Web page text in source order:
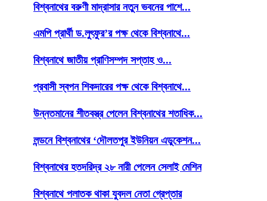
বিশ্বনাথের বরুণী মাদ্রাসার নতুন ভবনের পাশে...
এমপি প্রার্থী ড.লুৎফুর’র পক্ষ থেকে বিশ্বনাথে...
বিশ্বনাথে জাতীয় প্রাণিসম্পদ সপ্তাহ ও...
প্রবাসী স্বপন শিকদারের পক্ষ থেকে বিশ্বনাথে...
উন্নতমানের শীতবস্ত্র পেলেন বিশ্বনাথের শতাধিক...
লন্ডনে বিশ্বনাথের ‘দৌলতপুর ইউনিয়ন এডুকেশন...
বিশ্বনাথের হতদরিদ্র ২৮ নারী পেলেন সেলাই মেশিন
বিশ্বনাথে পলাতক থাকা যুবদল নেতা গ্রেপ্তার